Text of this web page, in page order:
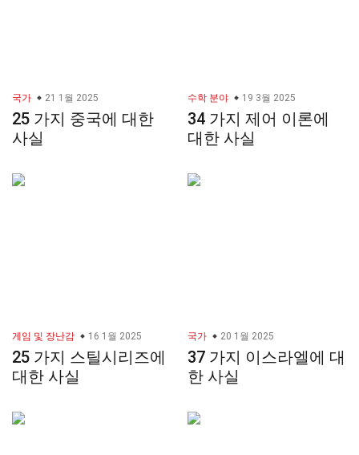
국가 21 1월 2025
25 가지 중국에 대한
사실
수학 분야 19 3월 2025
34 가지 제어 이론에
대한 사실
게임 및 장난감 16 1월 2025
25 가지 스틸시리즈에
대한 사실
국가 20 1월 2025
37 가지 이스라엘에 대
한 사실